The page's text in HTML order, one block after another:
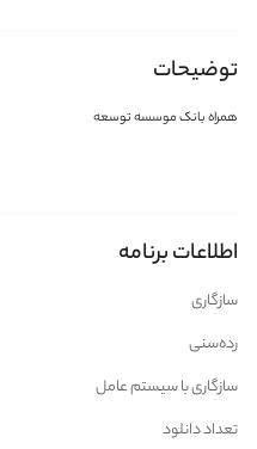
توضیحات
همراه بانک موسسه توسعه
اطلاعات برنامه
سازگاری
رده‌سنی
سازگاری با سیستم عامل
تعداد دانلود